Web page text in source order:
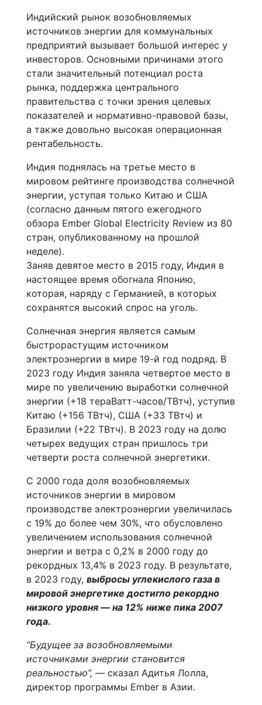
Индийский рынок возобновляемых
источников энергии для коммунальных
предприятий вызывает большой интерес у
инвесторов. Основными причинами этого
стали значительный потенциал роста
рынка, поддержка центрального
правительства с точки зрения целевых
показателей и нормативно-правовой базы,
а также довольно высокая операционная
рентабельность.
Индия поднялась на третье место в
мировом рейтинге производства солнечной
энергии, уступая только Китаю и США
(согласно данным пятого ежегодного
обзора Ember Global Electricity Review из 80
стран, опубликованному на прошлой
неделе).
Заняв девятое место в 2015 году, Индия в
настоящее время обогнала Японию,
которая, наряду с Германией, в которых
сохранятся высокий спрос на уголь.
Солнечная энергия является самым
быстрорастущим источником
электроэнергии в мире 19-й год подряд. В
2023 году Индия заняла четвертое место в
мире по увеличению выработки солнечной
энергии (+18 тераВатт-часов/ТВтч), уступив
Китаю (+156 ТВтч), США (+33 ТВтч) и
Бразилии (+22 ТВтч). В 2023 году на долю
четырех ведущих стран пришлось три
четверти роста солнечной энергетики.
С 2000 года доля возобновляемых
источников энергии в мировом
производстве электроэнергии увеличилась
с 19% до более чем 30%, что обусловлено
увеличением использования солнечной
энергии и ветра с 0,2% в 2000 году до
рекордных 13,4% в 2023 году. В результате,
в 2023 году, выбросы углекислого газа в
мировой энергетике достигло рекордно
низкого уровня — на 12% ниже пика 2007
года.
“Будущее за возобновляемыми
источниками энергии становится
реальностью”, — сказал Адитья Лолла,
директор программы Ember в Азии.